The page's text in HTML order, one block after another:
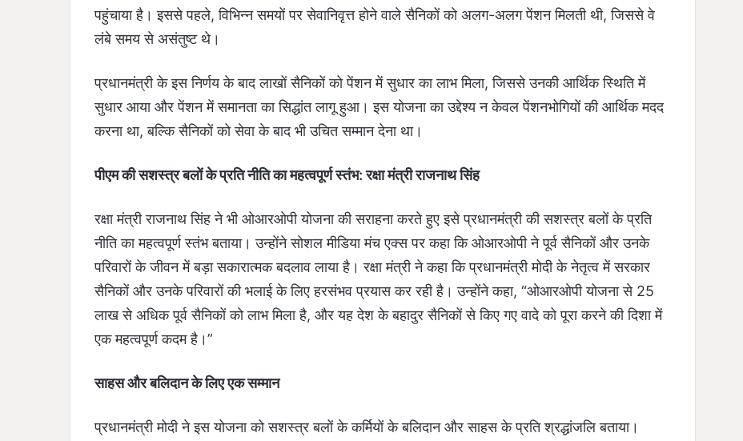
पहुंचाया है। इससे पहले, विभिन्न समयों पर सेवानिवृत्त होने वाले सैनिकों को अलग-अलग पेंशन मिलती थी, जिससे वे
लंबे समय से असंतुष्ट थे।
प्रधानमंत्री के इस निर्णय के बाद लाखों सैनिकों को पेंशन में सुधार का लाभ मिला, जिससे उनकी आर्थिक स्थिति में
सुधार आया और पेंशन में समानता का सिद्धांत लागू हुआ। इस योजना का उद्देश्य न केवल पेंशनभोगियों की आर्थिक मदद
करना था, बल्कि सैनिकों को सेवा के बाद भी उचित सम्मान देना था।
पीएम की सशस्त्र बलों के प्रति नीति का महत्वपूर्ण स्तंभ: रक्षा मंत्री राजनाथ सिंह
रक्षा मंत्री राजनाथ सिंह ने भी ओआरओपी योजना की सराहना करते हुए इसे प्रधानमंत्री की सशस्त्र बलों के प्रति
नीति का महत्वपूर्ण स्तंभ बताया। उन्होंने सोशल मीडिया मंच एक्स पर कहा कि ओआरओपी ने पूर्व सैनिकों और उनके
परिवारों के जीवन में बड़ा सकारात्मक बदलाव लाया है। रक्षा मंत्री ने कहा कि प्रधानमंत्री मोदी के नेतृत्व में सरकार
सैनिकों और उनके परिवारों की भलाई के लिए हरसंभव प्रयास कर रही है। उन्होंने कहा, “ओआरओपी योजना से 25
लाख से अधिक पूर्व सैनिकों को लाभ मिला है, और यह देश के बहादुर सैनिकों से किए गए वादे को पूरा करने की दिशा में
एक महत्वपूर्ण कदम है।”
साहस और बलिदान के लिए एक सम्मान
प्रधानमंत्री मोदी ने इस योजना को सशस्त्र बलों के कर्मियों के बलिदान और साहस के प्रति श्रद्धांजलि बताया।